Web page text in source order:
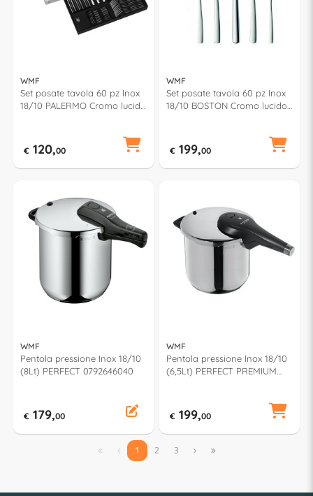
WMF
Set posate tavola 60 pz Inox
18/10 PALERMO Cromo lucido
€ 120,00
WMF
Set posate tavola 60 pz Inox
18/10 BOSTON Cromo lucido
€ 199,00
WMF
Pentola pressione Inox 18/10
(8Lt) PERFECT 0792646040
€ 179,00
WMF
Pentola pressione Inox 18/10
(6,5Lt) PERFECT PREMIUM
€ 199,00
  1 2 3  